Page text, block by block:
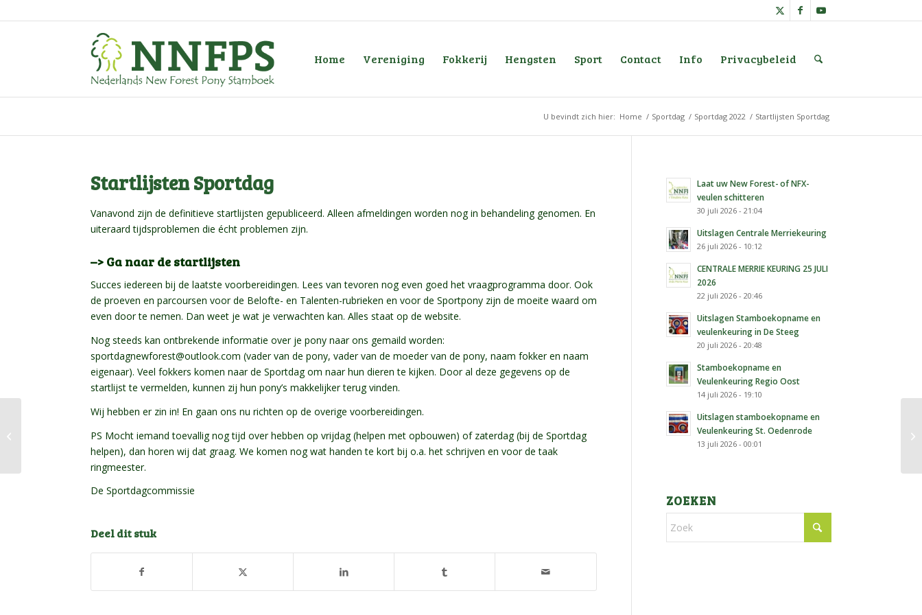
Home Vereniging Fokkerij Hengsten Sport Contact Info Privacybeleid
U bevindt zich hier: Home / Sportdag / Sportdag 2022 / Startlijsten Sportdag
Startlijsten Sportdag
Vanavond zijn de definitieve startlijsten gepubliceerd. Alleen afmeldingen worden nog in behandeling genomen. En
uiteraard tijdsproblemen die écht problemen zijn.
–> Ga naar de startlijsten
Succes iedereen bij de laatste voorbereidingen. Lees van tevoren nog even goed het vraagprogramma door. Ook
de proeven en parcoursen voor de Belofte- en Talenten-rubrieken en voor de Sportpony zijn de moeite waard om
even door te nemen. Dan weet je wat je verwachten kan. Alles staat op de website.
Nog steeds kan ontbrekende informatie over je pony naar ons gemaild worden:
sportdagnewforest@outlook.com (vader van de pony, vader van de moeder van de pony, naam fokker en naam
eigenaar). Veel fokkers komen naar de Sportdag om naar hun dieren te kijken. Door al deze gegevens op de
startlijst te vermelden, kunnen zij hun pony’s makkelijker terug vinden.
Wij hebben er zin in! En gaan ons nu richten op de overige voorbereidingen.
PS Mocht iemand toevallig nog tijd over hebben op vrijdag (helpen met opbouwen) of zaterdag (bij de Sportdag
helpen), dan horen wij dat graag. We komen nog wat handen te kort bij o.a. het schrijven en voor de taak
ringmeester.
De Sportdagcommissie
Deel dit stuk
Laat uw New Forest- of NFX-
veulen schitteren
30 juli 2026 - 21:04
Uitslagen Centrale Merriekeuring
26 juli 2026 - 10:12
CENTRALE MERRIE KEURING 25 JULI
2026
22 juli 2026 - 20:46
Uitslagen Stamboekopname en
veulenkeuring in De Steeg
20 juli 2026 - 20:48
Stamboekopname en
Veulenkeuring Regio Oost
14 juli 2026 - 19:10
Uitslagen stamboekopname en
Veulenkeuring St. Oedenrode
13 juli 2026 - 00:01
ZOEKEN
stamboekopname